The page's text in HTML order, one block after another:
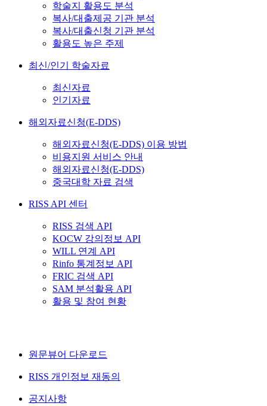
학술지 활용도 분석
복사/대출제공 기관 분석
복사/대출신청 기관 분석
활용도 높은 주제
최신/인기 학술자료
최신자료
인기자료
해외자료신청(E-DDS)
해외자료신청(E-DDS) 이용 방법
비용지원 서비스 안내
해외자료신청(E-DDS)
중국대학 자료 검색
RISS API 센터
RISS 검색 API
KOCW 강의정보 API
WILL 연계 API
Rinfo 통계정보 API
FRIC 검색 API
SAM 분석활용 API
활용 및 참여 현황
원문뷰어 다운로드
RISS 개인정보 재동의
공지사항